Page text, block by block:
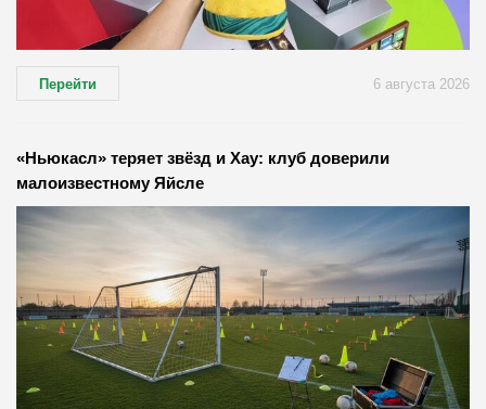
Перейти 6 августа 2026
«Ньюкасл» теряет звёзд и Хау: клуб доверили
малоизвестному Яйсле